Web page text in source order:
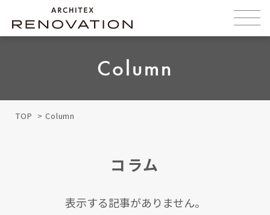
Column
TOP Column
コラム
表示する記事がありません。